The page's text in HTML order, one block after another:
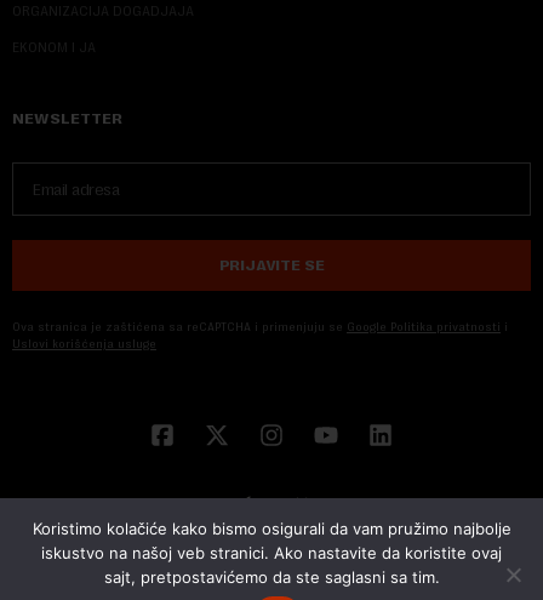
ORGANIZACIJA DOGADJAJA
EKONOM I JA
NEWSLETTER
PRIJAVITE SE
Ova stranica je zaštićena sa reCAPTCHA i primenjuju se Google Politika privatnosti i
Uslovi korišćenja usluge
© 2026 NOVA EKONOMIJA | SVA PRAVA ZADŽANA | DEVELOPED BY
Koristimo kolačiće kako bismo osigurali da vam pružimo najbolje
iskustvo na našoj veb stranici. Ako nastavite da koristite ovaj
sajt, pretpostavićemo da ste saglasni sa tim.